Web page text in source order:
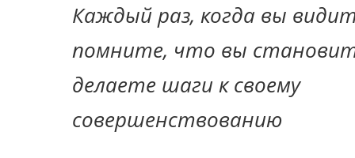
Каждый раз, когда вы
помните, что вы
делаете шаги к своему
совершенствованию